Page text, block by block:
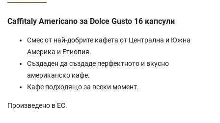
Caffitaly Americano за Dolce Gusto 16 капсули
Смес от най-добрите кафета от Централна и Южна
Америка и Етиопия.
Създаден да създаде перфектното и вкусно
американско кафе.
Кафе подходящо за всеки момент.
Произведено в ЕС.